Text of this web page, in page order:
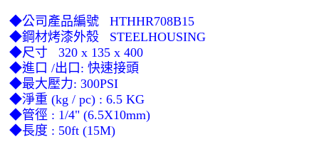
◆公司產品編號 HTHHR708B15
◆鋼材烤漆外殼 STEELHOUSING
◆尺寸 320 x 135 x 400
◆進口 /出口: 快速接頭
◆最大壓力: 300PSI
◆淨重 (kg / pc) : 6.5 KG
◆管徑 : 1/4" (6.5X10mm)
◆長度 : 50ft (15M)